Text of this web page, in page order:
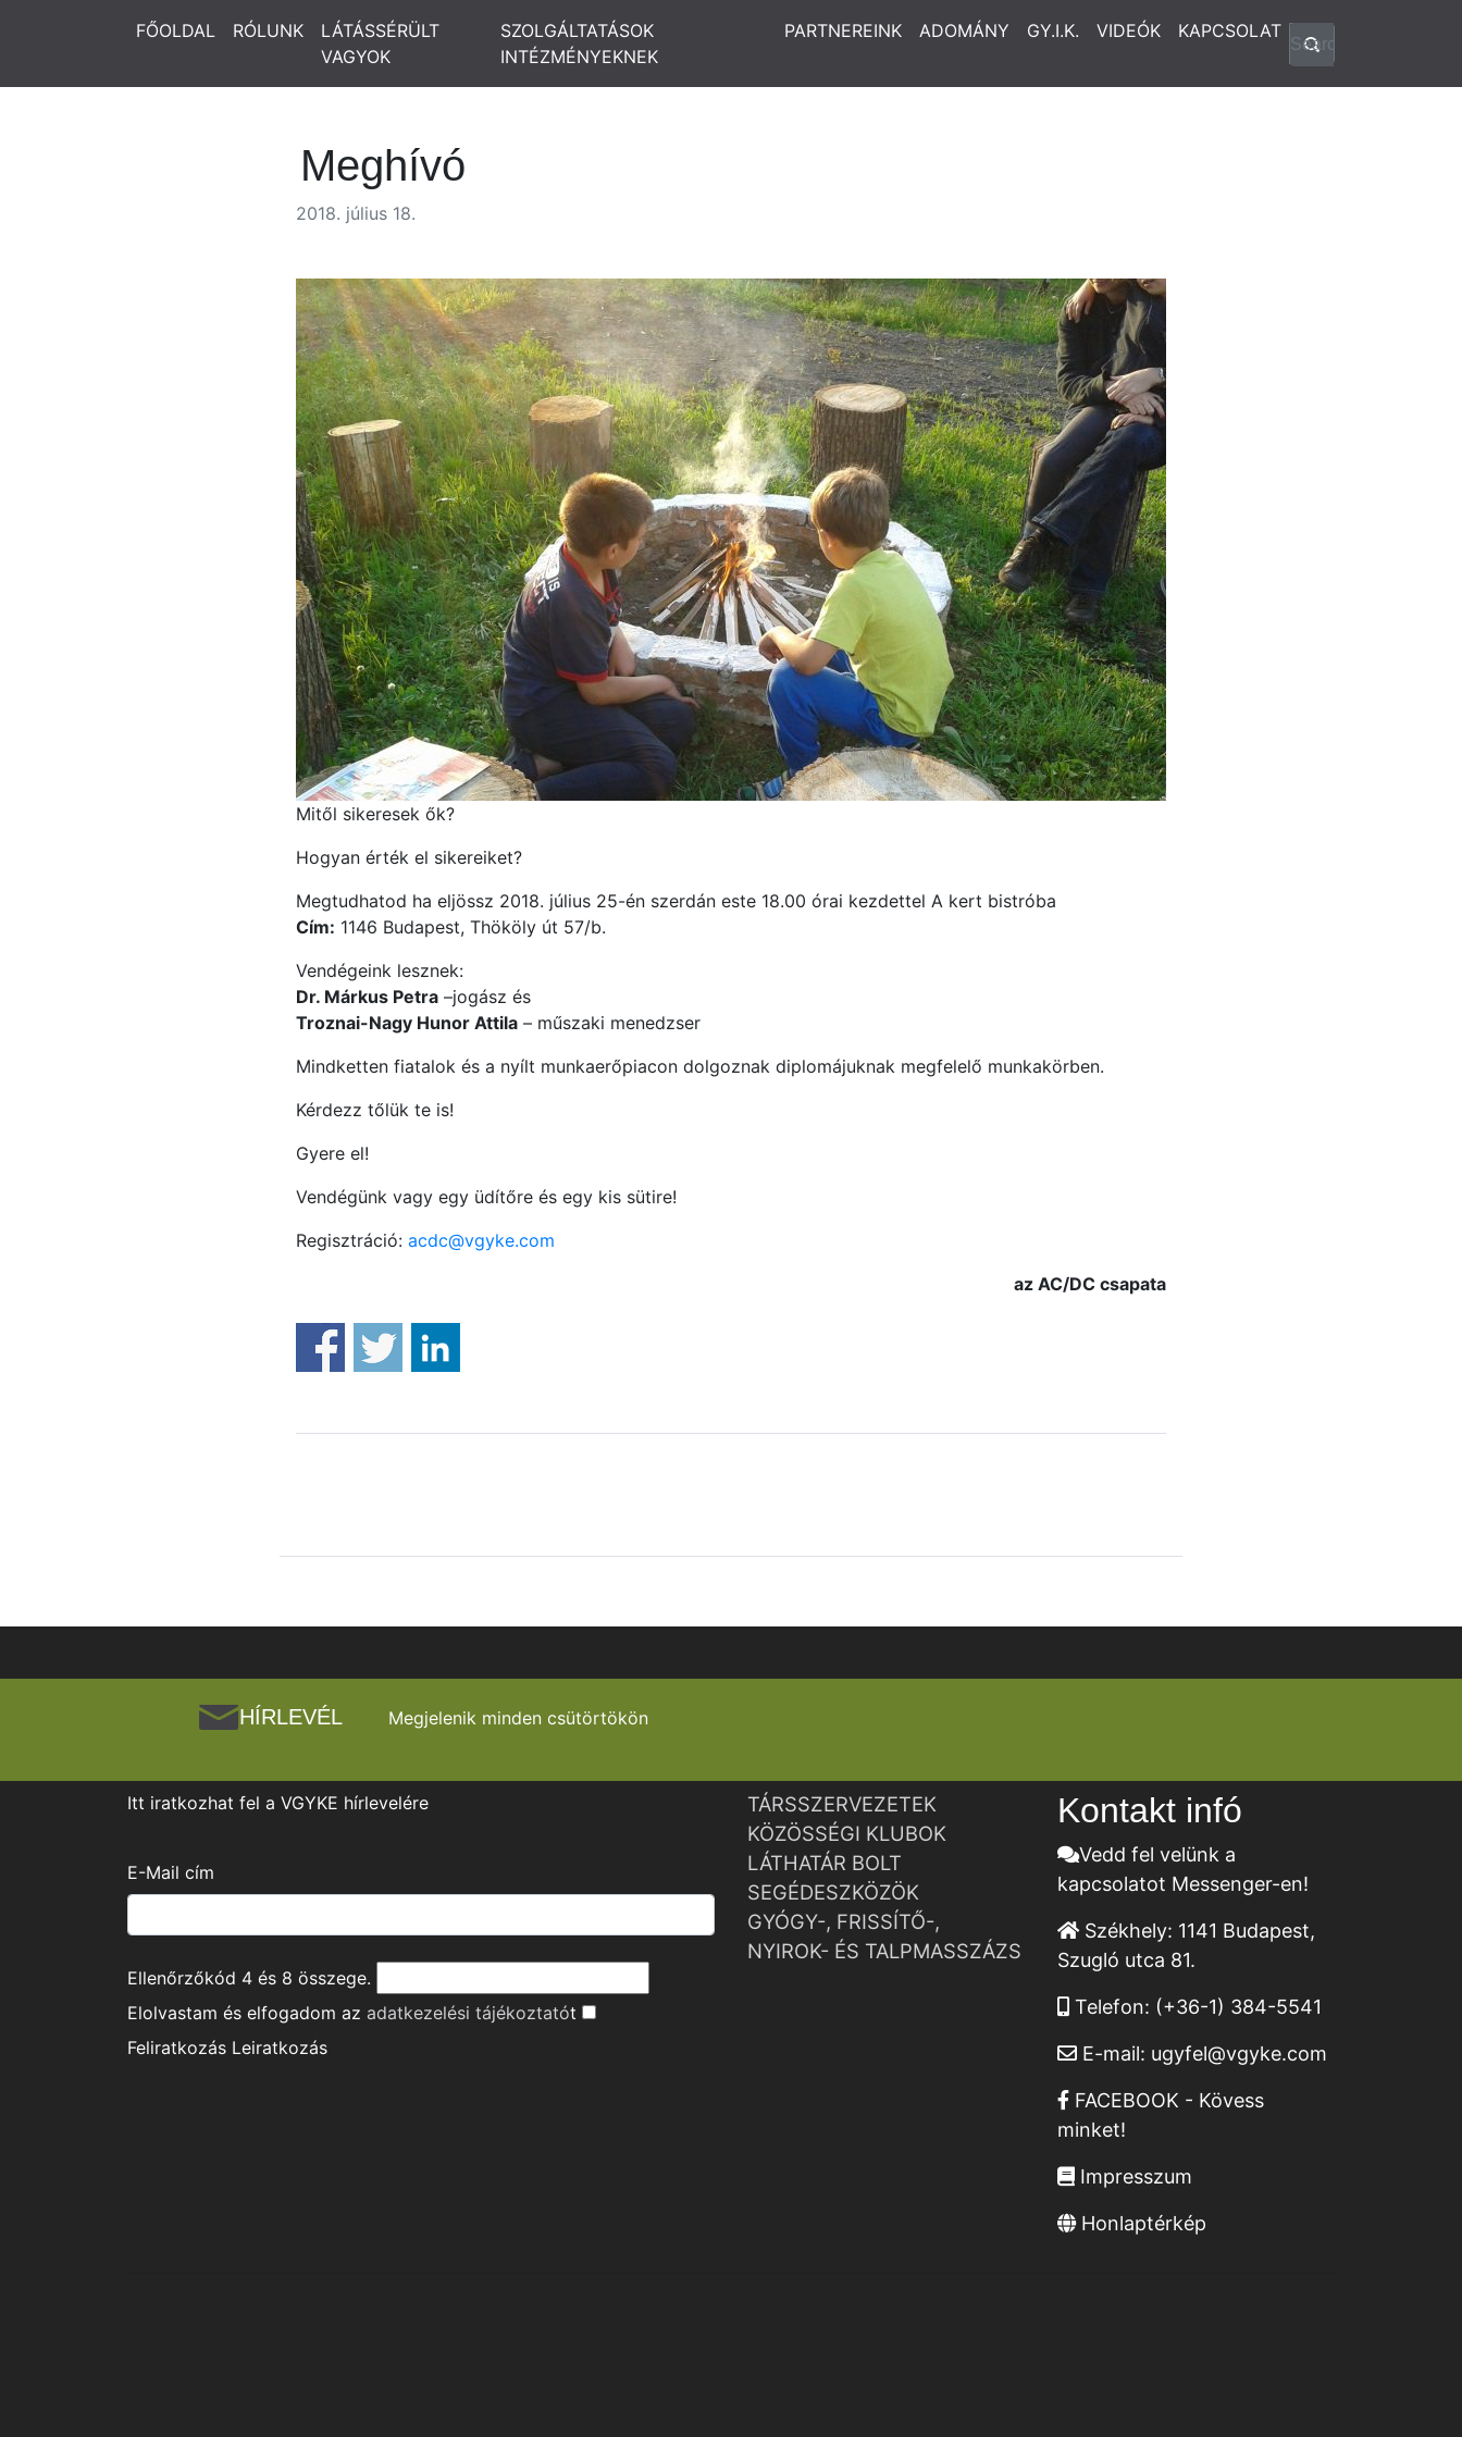
FŐOLDAL RÓLUNK
LÁTÁSSÉRÜLT
VAGYOK
SZOLGÁLTATÁSOK
INTÉZMÉNYEKNEK
PARTNEREINK ADOMÁNY GY.I.K. VIDEÓK KAPCSOLAT
Meghívó
2018. július 18.
Mitől sikeresek ők?
Hogyan érték el sikereiket?
Megtudhatod ha eljössz 2018. július 25-én szerdán este 18.00 órai kezdettel A kert bistróba
Cím: 1146 Budapest, Thököly út 57/b.
Vendégeink lesznek:
Dr. Márkus Petra –jogász és
Troznai-Nagy Hunor Attila – műszaki menedzser
Mindketten fiatalok és a nyílt munkaerőpiacon dolgoznak diplomájuknak megfelelő munkakörben.
Kérdezz tőlük te is!
Gyere el!
Vendégünk vagy egy üdítőre és egy kis sütire!
Regisztráció: acdc@vgyke.com
az AC/DC csapata
HÍRLEVÉL Megjelenik minden csütörtökön
Itt iratkozhat fel a VGYKE hírlevelére
E-Mail cím
Ellenőrzőkód 4 és 8 összege.
Elolvastam és elfogadom az adatkezelési tájékoztatót
Feliratkozás Leiratkozás
TÁRSSZERVEZETEK
KÖZÖSSÉGI KLUBOK
LÁTHATÁR BOLT
SEGÉDESZKÖZÖK
GYÓGY-, FRISSÍTŐ-,
NYIROK- ÉS TALPMASSZÁZS
Kontakt infó
Vedd fel velünk a
kapcsolatot Messenger-en!
Székhely: 1141 Budapest,
Szugló utca 81.
Telefon: (+36-1) 384-5541
E-mail: ugyfel@vgyke.com
FACEBOOK - Kövess
minket!
Impresszum
Honlaptérkép